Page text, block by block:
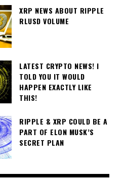
XRP NEWS ABOUT RIPPLE
RLUSD VOLUME
LATEST CRYPTO NEWS! I
TOLD YOU IT WOULD
HAPPEN EXACTLY LIKE
THIS!
RIPPLE & XRP COULD BE A
PART OF ELON MUSK’S
SECRET PLAN